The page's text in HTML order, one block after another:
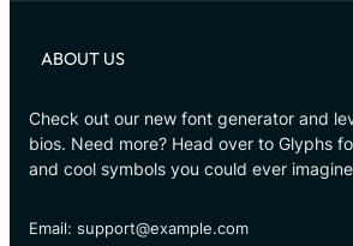
ABOUT US
Check out our new font generator and
bios. Need more? Head over to Glyphs
and cool symbols you could ever
Email: support@example.com